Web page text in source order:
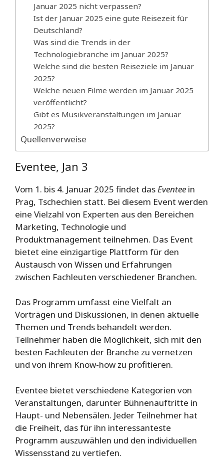
Januar 2025 nicht verpassen?
Ist der Januar 2025 eine gute Reisezeit für
Deutschland?
Was sind die Trends in der
Technologiebranche im Januar 2025?
Welche sind die besten Reiseziele im Januar
2025?
Welche neuen Filme werden im Januar 2025
veröffentlicht?
Gibt es Musikveranstaltungen im Januar
2025?
Quellenverweise
Eventee, Jan 3
Vom 1. bis 4. Januar 2025 findet dasEventee in
Prag, Tschechien statt. Bei diesem Event werden
eine Vielzahl von Experten aus den Bereichen
Marketing, Technologie und
Produktmanagement teilnehmen. Das Event
bietet eine einzigartige Plattform für den
Austausch von Wissen und Erfahrungen
zwischen Fachleuten verschiedener Branchen.
Das Programm umfasst eine Vielfalt an
Vorträgen und Diskussionen, in denen aktuelle
Themen und Trends behandelt werden.
Teilnehmer haben die Möglichkeit, sich mit den
besten Fachleuten der Branche zu vernetzen
und von ihrem Know-how zu profitieren.
Eventee bietet verschiedene Kategorien von
Veranstaltungen, darunter Bühnenauftritte in
Haupt- und Nebensälen. Jeder Teilnehmer hat
die Freiheit, das für ihn interessanteste
Programm auszuwählen und den individuellen
Wissensstand zu vertiefen.